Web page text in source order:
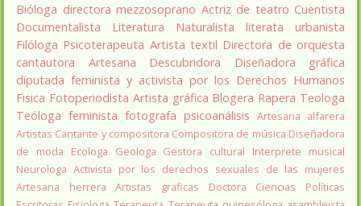
Bióloga directora mezzosoprano Actriz de teatro Cuentista
Documentalista
Literatura Naturalista literata
urbanista
Filóloga Psicoterapeuta Artista textil Directora de orquesta
cantautora
Artesana Descubridora
Diseñadora gráfica
diputada feminista y activista por los Derechos Humanos
Fisica Fotoperiodista Artista gráfica Blogera Rapera Teologa
Teóloga feminista fotografa psicoanálisis Artesana alfarera
Artistas Cantante y compositora Compositora de música Diseñadora
de moda
Ecologa Geologa Gestora cultural
Interprete musical
Neurologa Activista por los derechos sexuales de las mujeres
Artesana herrera
Artistas graficas
Doctora Ciencias Políticas